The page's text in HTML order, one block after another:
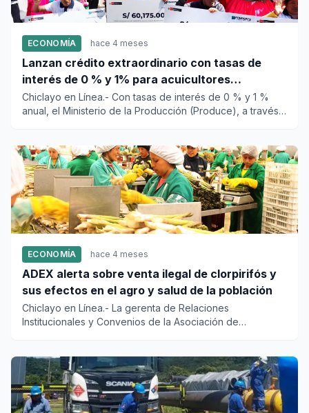
ECONOMÍA hace 4 meses
Lanzan crédito extraordinario con tasas de
interés de 0 % y 1% para acuicultores
afectados por lluvias e inundaciones
Chiclayo en Línea.- Con tasas de interés de 0 % y 1 %
anual, el Ministerio de la Producción (Produce), a través
ECONOMÍA hace 4 meses
ADEX alerta sobre venta ilegal de clorpirifós y
sus efectos en el agro y salud de la población
Chiclayo en Línea.- La gerenta de Relaciones
Institucionales y Convenios de la Asociación de